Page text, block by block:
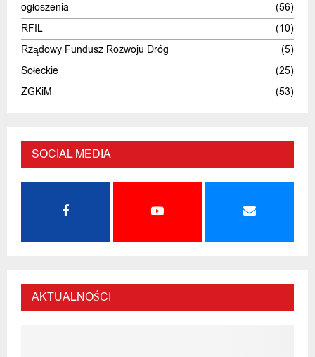
ogłoszenia
(56)
RFIL
(10)
Rządowy Fundusz Rozwoju Dróg
(5)
Sołeckie
(25)
ZGKiM
(53)
SOCIAL MEDIA
AKTUALNOŚCI